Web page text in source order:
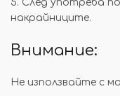
5. След употреба
накрайниците.
Внимание:
Не използвайте с